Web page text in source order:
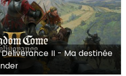
II - Ma destinée